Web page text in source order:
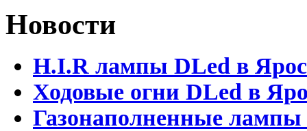
Новости
H.I.R лампы DLed в
Ходовые огни DLed в
Газонаполненные